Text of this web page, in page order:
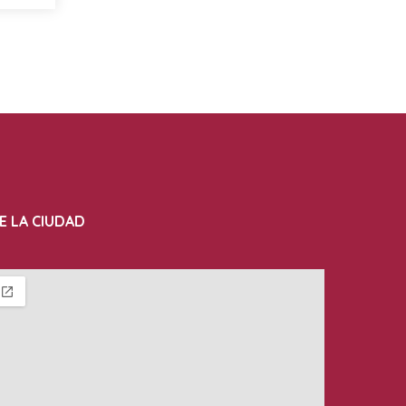
LA CIUDAD